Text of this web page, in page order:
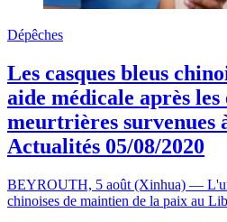
Dépêches
Les casques bleus
aide médicale après les
meurtrières survenues
Actualités 05/08/2020
BEYROUTH, 5 août (Xinhua) —
chinoises de maintien de la paix au